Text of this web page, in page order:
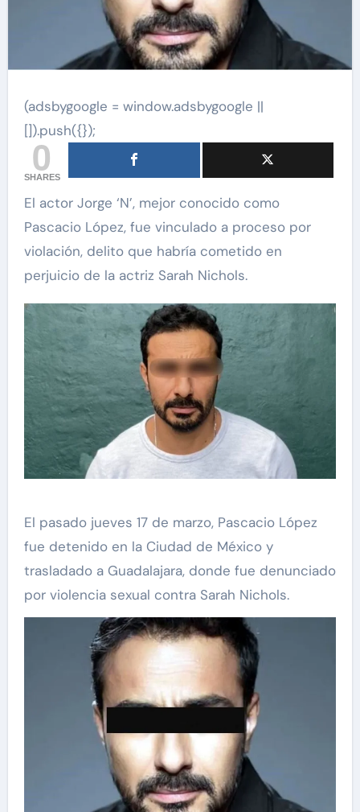
(adsbygoogle = window.adsbygoogle ||
[]).push({});
0
SHARES
El actor Jorge ‘N’, mejor conocido como
Pascacio López, fue vinculado a proceso por
violación, delito que habría cometido en
perjuicio de la actriz Sarah Nichols.
El pasado jueves 17 de marzo, Pascacio López
fue detenido en la Ciudad de México y
trasladado a Guadalajara, donde fue denunciado
por violencia sexual contra Sarah Nichols.